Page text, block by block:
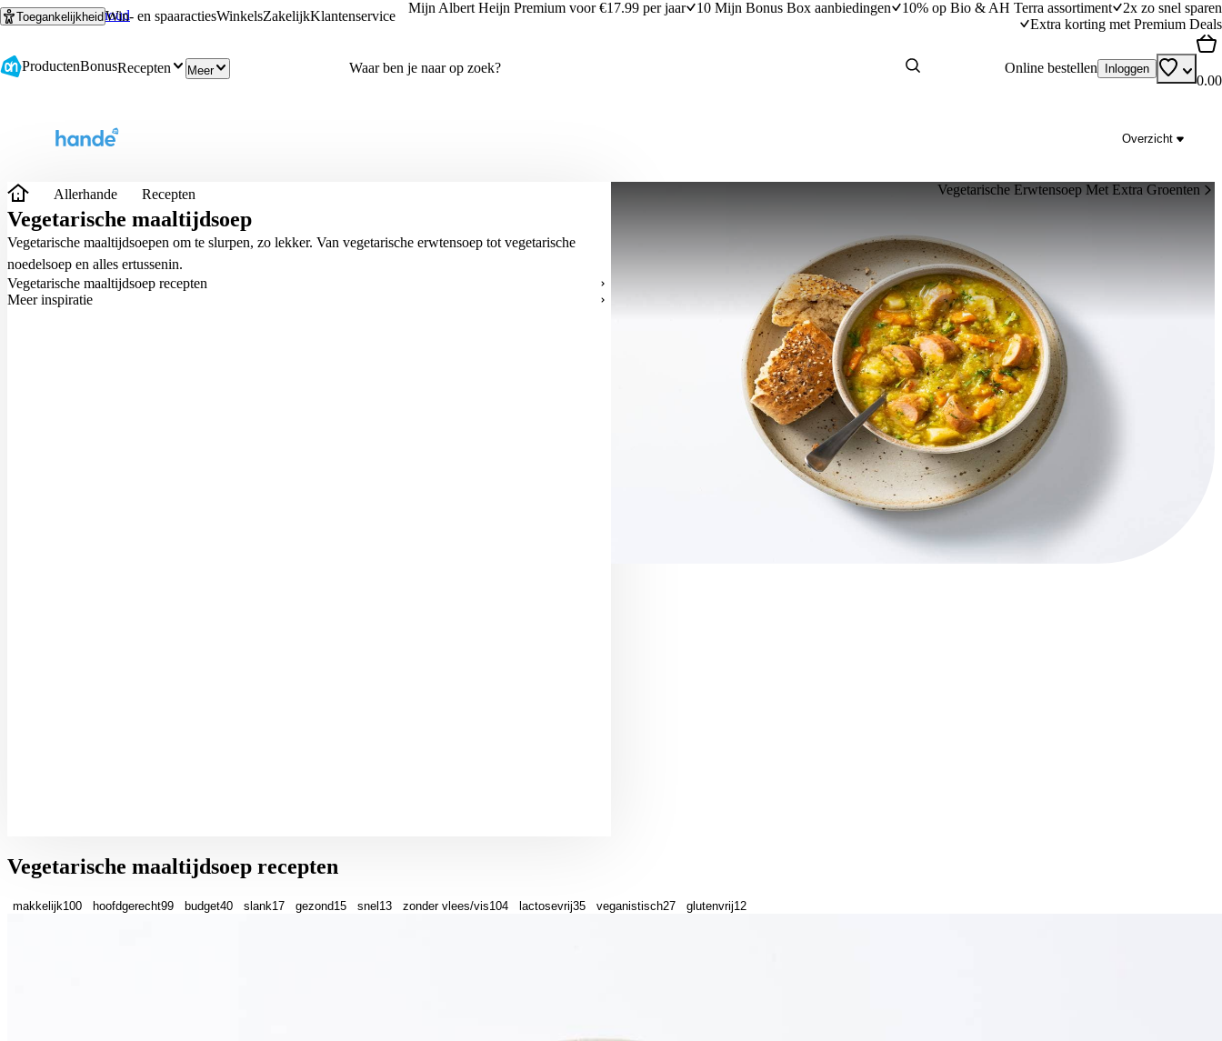
Ga naar hoofdinhoud
Ga naar zoeken
ToegankelijkheidWin- en spaaractiesWinkelsZakelijkKlantenservice
Mijn Albert Heijn Premium voor €17.99 per jaar 10 Mijn Bonus Box aanbiedingen 10% op Bio & AH Terra assortiment
2x zo snel sparen
Extra korting met Premium Deals
ProductenBonusRecepten Meer Online bestellen Inloggen
0.00
Overzicht
Vegetarische Erwtensoep Met Extra Groenten
Allerhande Recepten
Vegetarische maaltijdsoep
Vegetarische maaltijdsoepen om te slurpen, zo lekker. Van vegetarische erwtensoep tot vegetarische
noedelsoep en alles ertussenin.
Vegetarische maaltijdsoep recepten
Meer inspiratie
Vegetarische maaltijdsoep recepten
makkelijk100 hoofdgerecht99 budget40 slank17 gezond15 snel 13 zonder vlees/vis104 lactosevrij35 veganistisch27 glutenvrij12